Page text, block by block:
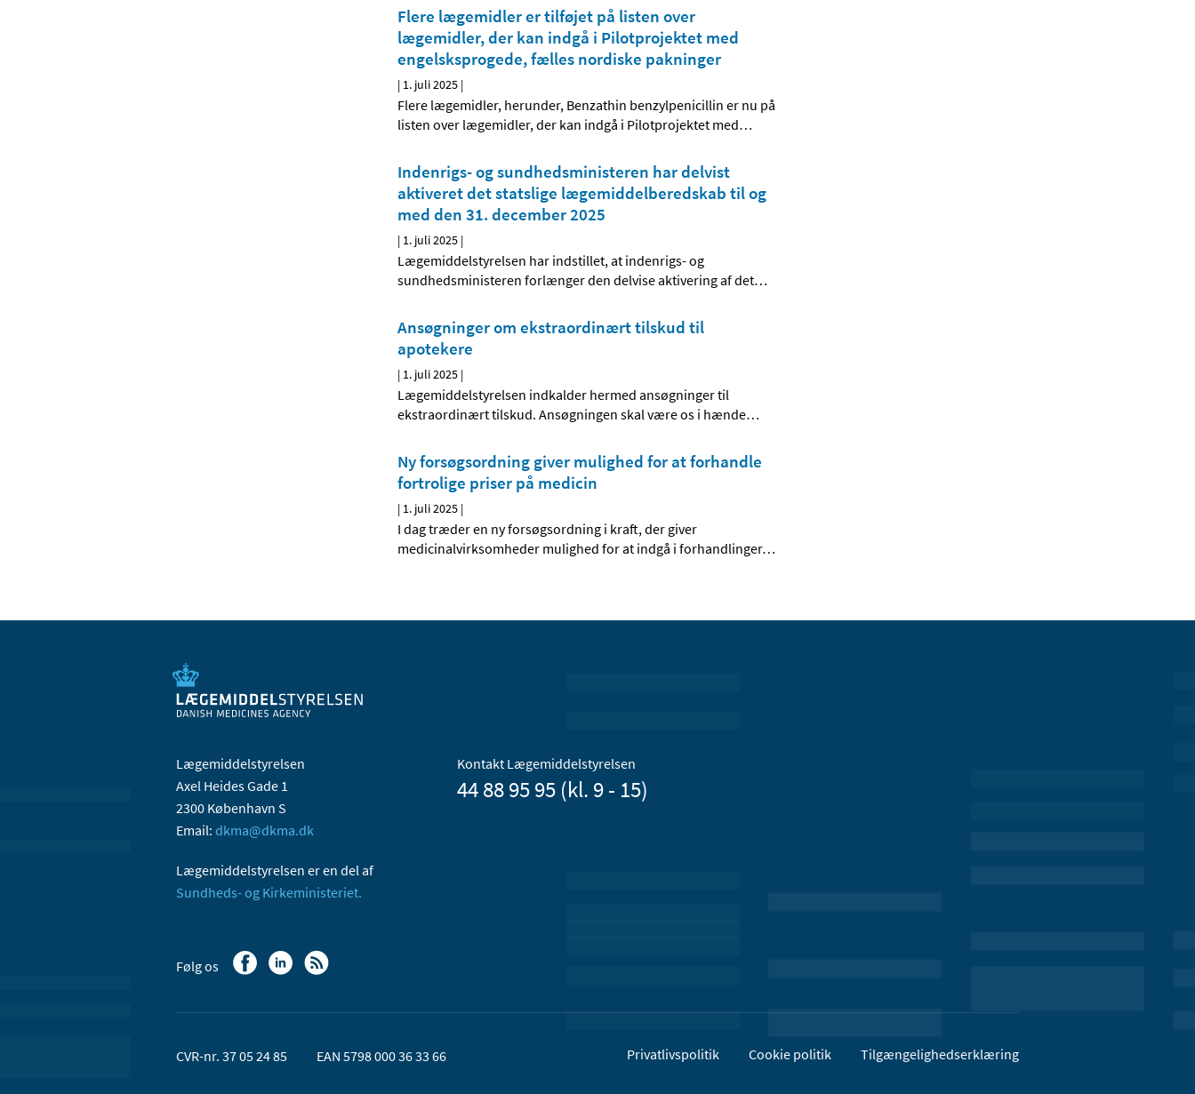
Flere lægemidler er tilføjet på listen over
lægemidler, der kan indgå i Pilotprojektet med
engelsksprogede, fælles nordiske pakninger
| 1. juli 2025 |
Flere lægemidler, herunder, Benzathin benzylpenicillin er nu på
listen over lægemidler, der kan indgå i Pilotprojektet med…
Indenrigs- og sundhedsministeren har delvist
aktiveret det statslige lægemiddelberedskab til og
med den 31. december 2025
| 1. juli 2025 |
Lægemiddelstyrelsen har indstillet, at indenrigs- og
sundhedsministeren forlænger den delvise aktivering af det…
Ansøgninger om ekstraordinært tilskud til
apotekere
| 1. juli 2025 |
Lægemiddelstyrelsen indkalder hermed ansøgninger til
ekstraordinært tilskud. Ansøgningen skal være os i hænde…
Ny forsøgsordning giver mulighed for at forhandle
fortrolige priser på medicin
| 1. juli 2025 |
I dag træder en ny forsøgsordning i kraft, der giver
medicinalvirksomheder mulighed for at indgå i forhandlinger…
Lægemiddelstyrelsen
Axel Heides Gade 1
2300 København S
Email: dkma@dkma.dk
Lægemiddelstyrelsen er en del af
Sundheds- og Kirkeministeriet.
Kontakt Lægemiddelstyrelsen
44 88 95 95 (kl. 9 - 15)
Følg os
CVR-nr. 37 05 24 85 EAN 5798 000 36 33 66 Privatlivspolitik Cookie politik Tilgængelighedserklæring